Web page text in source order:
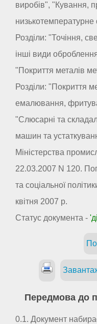
виробів", "Кування,
Розділи: "Точіння,
інші види
"Покриття металів
Розділи: "Покриття
емалювання,
"Слюсарні та
машин та
Міністерства
22.03.2007 N 120.
та соціальної
квітня 2007 р.
Статус документа -
Передмова до
0.1. Документ